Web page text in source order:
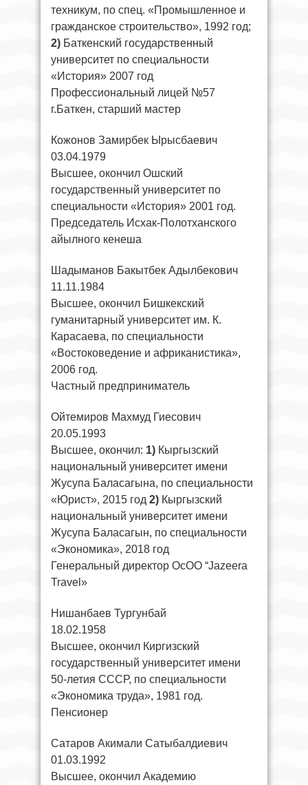
техникум, по спец. «Промышленное и
гражданское строительство», 1992 год;
2) Баткенский государственный
университет по специальности
«История» 2007 год
Профессиональный лицей №57
г.Баткен, старший мастер
Кожонов Замирбек Ырысбаевич
03.04.1979
Высшее, окончил Ошский
государственный университет по
специальности «История» 2001 год.
Председатель Исхак-Полотханского
айылного кенеша
Шадыманов Бакытбек Адылбекович
11.11.1984
Высшее, окончил Бишкекский
гуманитарный университет им. К.
Карасаева, по специальности
«Востоковедение и африканистика»,
2006 год.
Частный предприниматель
Ойтемиров Махмуд Гиесович
20.05.1993
Высшее, окончил: 1) Кыргызский
национальный университет имени
Жусупа Баласагына, по специальности
«Юрист», 2015 год 2) Кыргызский
национальный университет имени
Жусупа Баласагын, по специальности
«Экономика», 2018 год
Генеральный директор ОсОО “Jazeera
Travel»
Нишанбаев Тургунбай
18.02.1958
Высшее, окончил Киргизский
государственный университет имени
50-летия СССР, по специальности
«Экономика труда», 1981 год.
Пенсионер
Сатаров Акимали Сатыбалдиевич
01.03.1992
Высшее, окончил Академию